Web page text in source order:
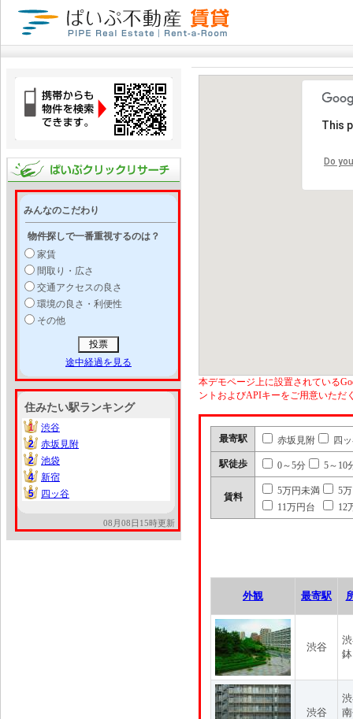
みんなのこだわり
物件探しで一番重視するのは？
家賃
間取り・広さ
交通アクセスの良さ
環境の良さ・利便性
その他
途中経過を見る
住みたい駅ランキング
1
1
渋谷
2
2
赤坂見附
2
2
池袋
4
4
新宿
5
5 四ッ谷
08月08日15時更新
This
Do
本デモページ上に設置されている
ントおよびAPIキーをご用意いただ
最寄駅 赤坂見附 四
駅徒歩 0～5分 5～10
賃料
5万円未満
5
11万円台
12
外観 最寄駅
渋谷
渋谷